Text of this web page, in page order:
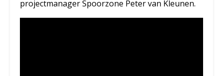
projectmanager Spoorzone Peter van Kleunen.